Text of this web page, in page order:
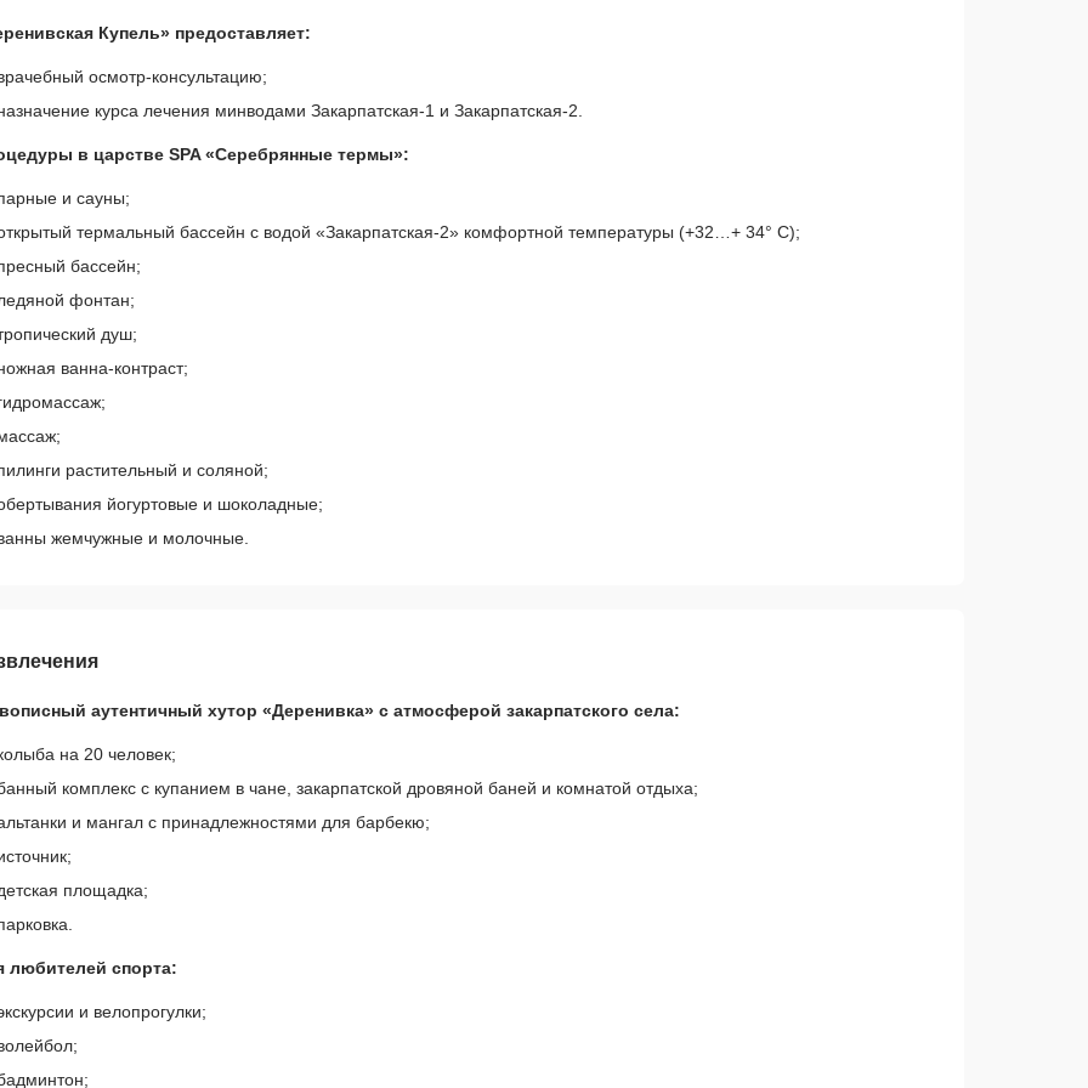
Купель» предоставляет:
осмотр-консультацию;
курса лечения минводами Закарпатская-1 и Закарпатская-2.
в царстве SPA «Серебрянные термы»:
и сауны;
термальный бассейн с водой «Закарпатская-2» комфортной температуры (+32…+ 34° С);
бассейн;
фонтан;
душ;
ванна-контраст;
растительный и соляной;
йогуртовые и шоколадные;
жемчужные и молочные.
аутентичный хутор «Деренивка» с атмосферой закарпатского села:
на 20 человек;
комплекс с купанием в чане, закарпатской дровяной баней и комнатой отдыха;
и мангал с принадлежностями для барбекю;
площадка;
любителей спорта:
и велопрогулки;